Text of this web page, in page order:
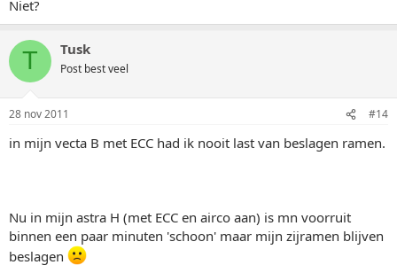
Niet?
T Tusk
Post best veel
28 nov 2011 #14
in mijn vecta B met ECC had ik nooit last van beslagen ramen.
Nu in mijn astra H (met ECC en airco aan) is mn voorruit
binnen een paar minuten 'schoon' maar mijn zijramen blijven
beslagen